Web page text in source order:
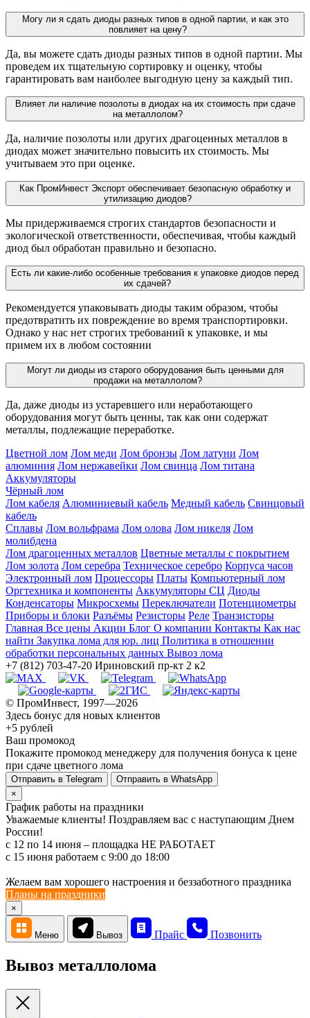
Могу ли я сдать диоды разных типов в одной партии, и как это
повлияет на цену?
Да, вы можете сдать диоды разных типов в одной партии. Мы
проведем их тщательную сортировку и оценку, чтобы
гарантировать вам наиболее выгодную цену за каждый тип.
Влияет ли наличие позолоты в диодах на их стоимость при сдаче
на металлолом?
Да, наличие позолоты или других драгоценных металлов в
диодах может значительно повысить их стоимость. Мы
учитываем это при оценке.
Как ПромИнвест Экспорт обеспечивает безопасную обработку и
утилизацию диодов?
Мы придерживаемся строгих стандартов безопасности и
экологической ответственности, обеспечивая, чтобы каждый
диод был обработан правильно и безопасно.
Есть ли какие-либо особенные требования к упаковке диодов перед
их сдачей?
Рекомендуется упаковывать диоды таким образом, чтобы
предотвратить их повреждение во время транспортировки.
Однако у нас нет строгих требований к упаковке, и мы
примем их в любом состоянии
Могут ли диоды из старого оборудования быть ценными для
продажи на металлолом?
Да, даже диоды из устаревшего или неработающего
оборудования могут быть ценны, так как они содержат
металлы, подлежащие переработке.
Цветной лом Лом меди Лом бронзы Лом латуни Лом
алюминия Лом нержавейки Лом свинца Лом титана
Аккумуляторы
Чёрный лом
Лом кабеля Алюминиевый кабель Медный кабель Свинцовый
кабель
Сплавы Лом вольфрама Лом олова Лом никеля Лом
молибдена
Лом драгоценных металлов Цветные металлы с покрытием
Лом золота Лом серебра Техническое серебро Корпуса часов
Электронный лом Процессоры Платы Компьютерный лом
Оргтехника и компоненты Аккумуляторы СЦ Диоды
Конденсаторы Микросхемы Переключатели Потенциометры
Приборы и блоки Разъёмы Резисторы Реле Транзисторы
Главная Все цены Акции Блог О компании Контакты Как нас
найти Закупка лома для юр. лиц Политика в отношении
обработки персональных данных Вывоз лома
+7 (812) 703-47-20 Ириновский пр-кт 2 к2
© ПромИнвест, 1997—2026
Здесь бонус для новых клиентов
+5 рублей
Ваш промокод
Покажите промокод менеджеру для получения бонуса к цене
при сдаче цветного лома
Отправить в Telegram
Отправить в WhatsApp
×
График работы на праздники
Уважаемые клиенты! Поздравляем вас с наступающим Днем
России!
с 12 по 14 июня – площадка НЕ РАБОТАЕТ
c 15 июня работаем с 9:00 до 18:00
Желаем вам хорошего настроения и беззаботного праздника
Планы на праздники
×
Меню Вывоз Прайс Позвонить
Вывоз металлолома